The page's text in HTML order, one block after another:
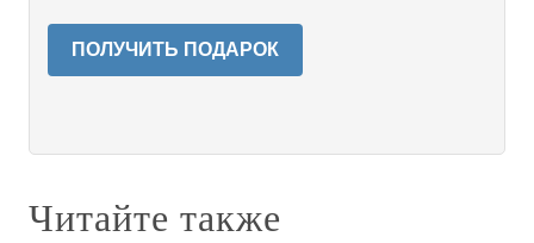
ПОЛУЧИТЬ ПОДАРОК
Читайте также